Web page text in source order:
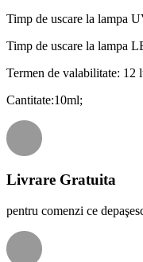
Timp de uscare la lampa
Timp de uscare la lampa
Termen de valabilitate: 12
Cantitate:10ml;
Livrare Gratuita
pentru comenzi ce